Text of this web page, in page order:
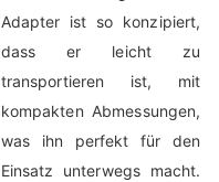
Adapter ist so konzipiert,
dass er leicht zu
transportieren ist, mit
kompakten Abmessungen,
was ihn perfekt für den
Einsatz unterwegs macht.